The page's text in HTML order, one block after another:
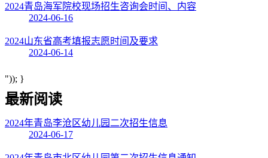
2024青岛海军院校现场招生咨询会时间、内容
2024-06-16
2024山东省高考填报志愿时间及要求
2024-06-14
")); }
最新阅读
2024年青岛李沧区幼儿园二次招生信息
2024-06-17